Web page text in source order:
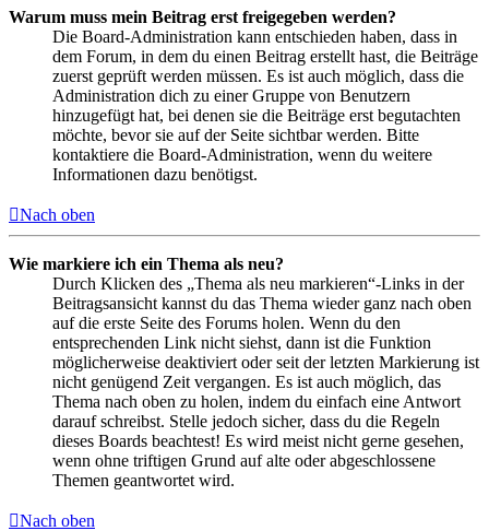
Warum muss mein Beitrag erst freigegeben werden?
Die Board-Administration kann entschieden haben, dass in
dem Forum, in dem du einen Beitrag erstellt hast, die Beiträge
zuerst geprüft werden müssen. Es ist auch möglich, dass die
Administration dich zu einer Gruppe von Benutzern
hinzugefügt hat, bei denen sie die Beiträge erst begutachten
möchte, bevor sie auf der Seite sichtbar werden. Bitte
kontaktiere die Board-Administration, wenn du weitere
Informationen dazu benötigst.
Nach oben
Wie markiere ich ein Thema als neu?
Durch Klicken des „Thema als neu markieren“-Links in der
Beitragsansicht kannst du das Thema wieder ganz nach oben
auf die erste Seite des Forums holen. Wenn du den
entsprechenden Link nicht siehst, dann ist die Funktion
möglicherweise deaktiviert oder seit der letzten Markierung ist
nicht genügend Zeit vergangen. Es ist auch möglich, das
Thema nach oben zu holen, indem du einfach eine Antwort
darauf schreibst. Stelle jedoch sicher, dass du die Regeln
dieses Boards beachtest! Es wird meist nicht gerne gesehen,
wenn ohne triftigen Grund auf alte oder abgeschlossene
Themen geantwortet wird.
Nach oben